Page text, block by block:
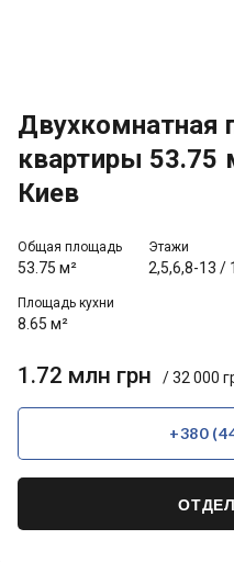
Двухкомнатная
квартиры 53.75
Киев
Общая площадь
53.75 м²
Этажи
2,5,6,8-13 /
Площадь кухни
8.65 м²
1.72 млн грн / 32 000
+380